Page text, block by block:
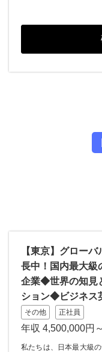
【東京】グロー
長中！国内最大級
企業◆世界の知見
ション◆ビジネ
その他 正社員
年収 4,500,000円
私たちは、日本最大級